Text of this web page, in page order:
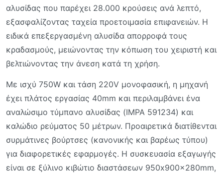
αλυσίδας που παρέχει 28.000 κρούσεις ανά λεπτό,
εξασφαλίζοντας ταχεία προετοιμασία επιφανειών. Η
ειδικά επεξεργασμένη αλυσίδα απορροφά τους
κραδασμούς, μειώνοντας την κόπωση του χειριστή και
βελτιώνοντας την άνεση κατά τη χρήση.
Με ισχύ 750W και τάση 220V μονοφασική, η μηχανή
έχει πλάτος εργασίας 40mm και περιλαμβάνει ένα
αναλώσιμο τύμπανο αλυσίδας (IMPA 591234) και
καλώδιο ρεύματος 50 μέτρων. Προαιρετικά διατίθενται
συρμάτινες βούρτσες (κανονικής και βαρέως τύπου)
για διαφορετικές εφαρμογές. Η συσκευασία εξαγωγής
είναι σε ξύλινο κιβώτιο διαστάσεων 950x900x280mm,